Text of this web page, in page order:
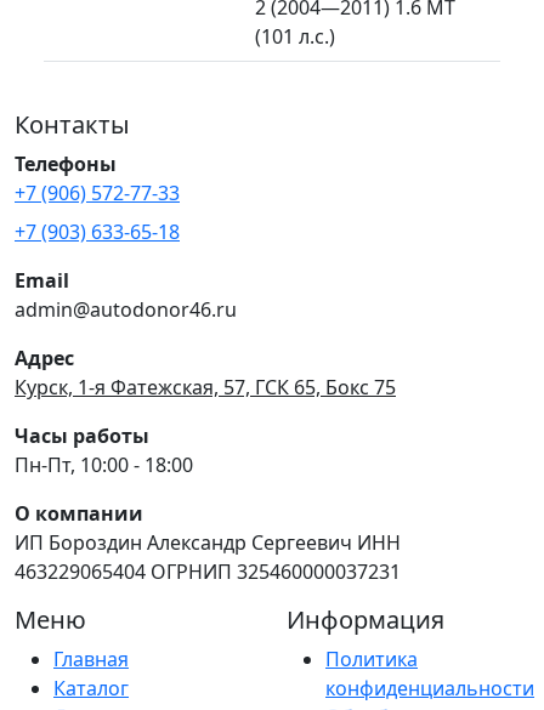
2 (2004—2011) 1.6 MT
(101 л.с.)
Контакты
Телефоны
+7 (906) 572-77-33
+7 (903) 633-65-18
Email
admin@autodonor46.ru
Адрес
Курск, 1-я Фатежская, 57, ГСК 65, Бокс 75
Часы работы
Пн-Пт, 10:00 - 18:00
О компании
ИП Бороздин Александр Сергеевич ИНН
463229065404 ОГРНИП 325460000037231
Меню
Главная
Каталог
Информация
Политика
конфиденциальности